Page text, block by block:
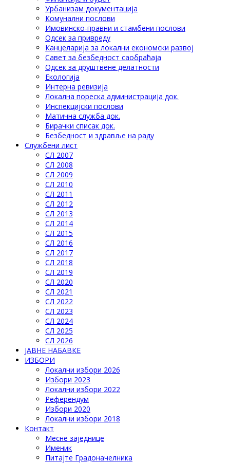
Урбанизам документација
Комунални послови
Имовинско-правни и стамбени послови
Одсек за привреду
Канцеларија за локални економски развој
Савет за безбедност саобраћаја
Одсек за друштвене делатности
Eкологија
Интерна ревизија
Локална пореска администрација док.
Инспекцијски послови
Матична служба док.
Бирачки списак док.
Безбедност и здравље на раду
Службени лист
СЛ 2007
СЛ 2008
СЛ 2009
СЛ 2010
СЛ 2011
СЛ 2012
СЛ 2013
СЛ 2014
СЛ 2015
СЛ 2016
СЛ 2017
СЛ 2018
СЛ 2019
СЛ 2020
СЛ 2021
СЛ 2022
СЛ 2023
СЛ 2024
СЛ 2025
СЛ 2026
ЈАВНЕ НАБАВКЕ
ИЗБОРИ
Локални избори 2026
Избори 2023
Локални избори 2022
Референдум
Избори 2020
Локални избори 2018
Контакт
Месне заједнице
Именик
Питајте Градоначелника